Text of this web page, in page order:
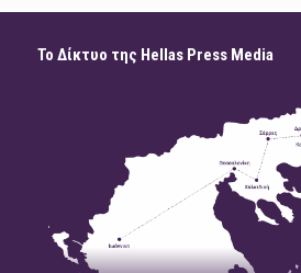
Το Δίκτυο της Hellas Press Media